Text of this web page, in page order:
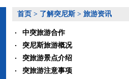
首页> 了解突尼斯> 旅游资讯
中突旅游合作
突尼斯旅游概况
突旅游景点介绍
突旅游注意事项